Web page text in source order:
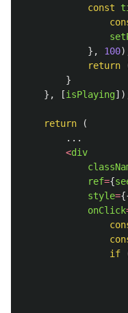
const
},
100
return
}
},
[isPlaying
return
(
...
<div
ref={
style=
onClick
if